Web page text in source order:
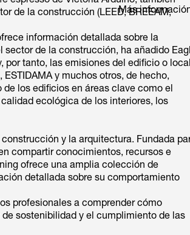
Más
de la construcción (LEED, BREEAM,
información detallada sobre la
de la construcción, ha añadido
por tanto, las emisiones del edificio o
y muchos otros, de hecho,
los edificios en áreas clave como el
ecológica de los interiores, los
y la arquitectura. Fundada
compartir conocimientos, recursos e
ofrece una amplia colección de
detallada sobre su comportamiento
profesionales a comprender cómo
sostenibilidad y el cumplimiento de las